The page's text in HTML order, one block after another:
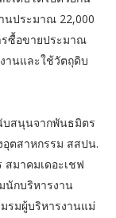
นประมาณ 22,000
รซื้อขายประมาณ
านและใช้วัตถุดิบ
บสนุนจากพันธมิตร
อุตสาหกรรม สสปน.
สมาคมเดอะเชฟ
นักบริหารงาน
รมผู้บริหารงานแม่